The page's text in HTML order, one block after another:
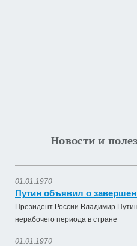
Новости и
01.01.1970
Путин объявил о
Президент России Владимир
нерабочего периода в стране
01.01.1970